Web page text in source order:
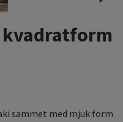
kvadratform
sammet med mjuk form